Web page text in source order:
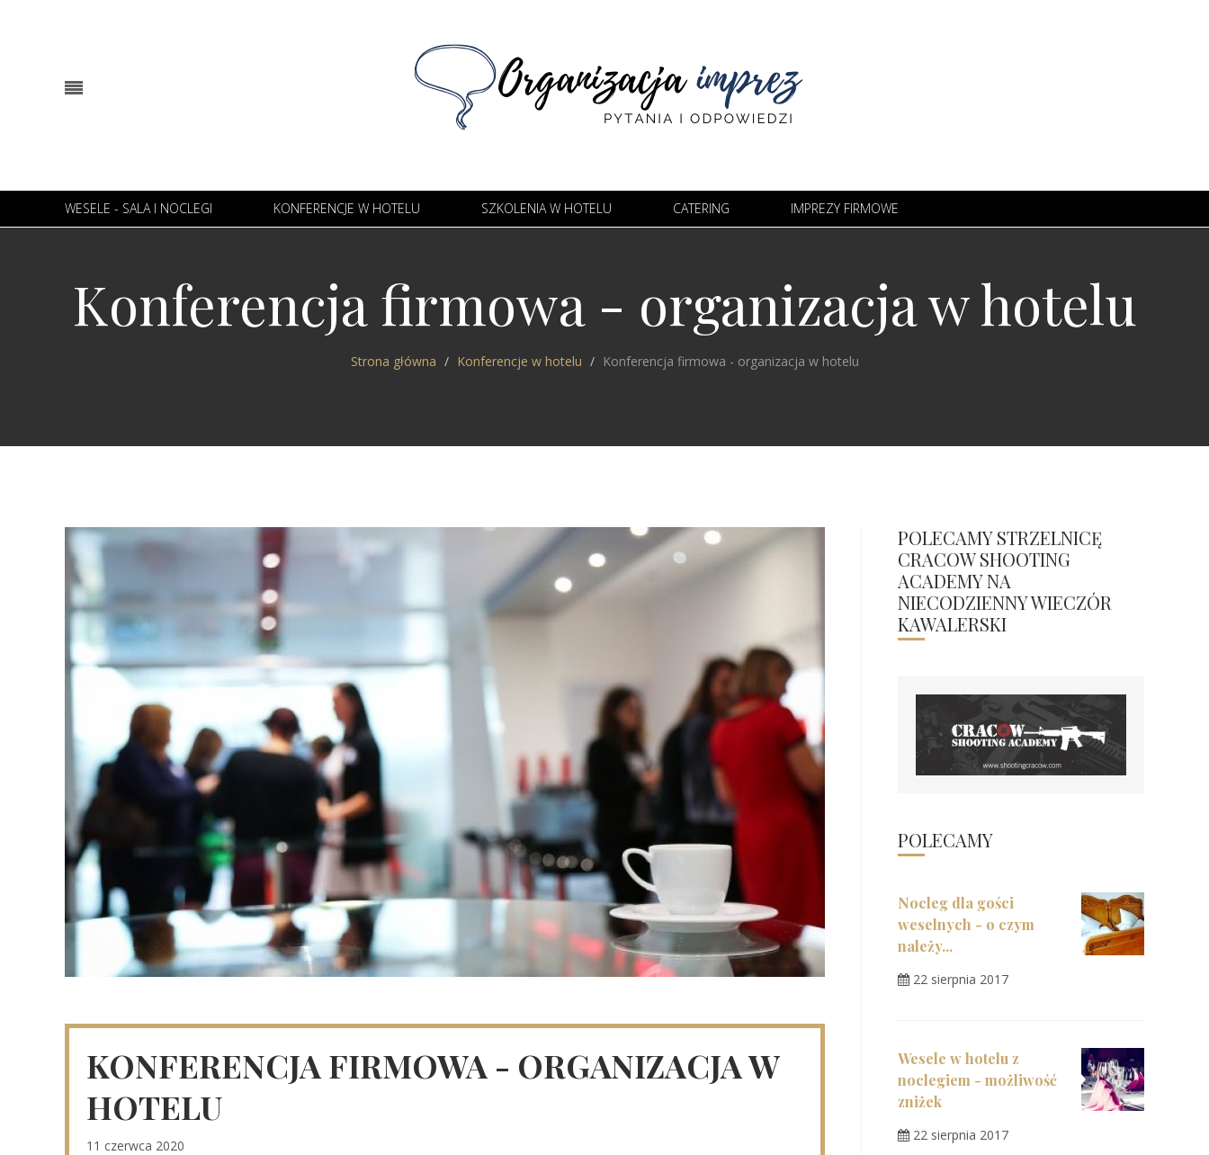
WESELE - SALA I NOCLEGI KONFERENCJE W HOTELU SZKOLENIA W HOTELU CATERING IMPREZY FIRMOWE
Konferencja firmowa - organizacja w hotelu
Strona główna Konferencje w hotelu Konferencja firmowa - organizacja w hotelu
KONFERENCJA FIRMOWA - ORGANIZACJA W
HOTELU
11 czerwca 2020
POLECAMY STRZELNICĘ
CRACOW SHOOTING
ACADEMY NA
NIECODZIENNY WIECZÓR
KAWALERSKI
POLECAMY
Nocleg dla gości
weselnych - o czym
należy...
22 sierpnia 2017
Wesele w hotelu z
noclegiem - możliwość
zniżek
22 sierpnia 2017